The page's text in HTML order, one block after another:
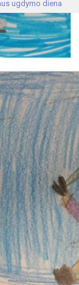
ugdymo diena